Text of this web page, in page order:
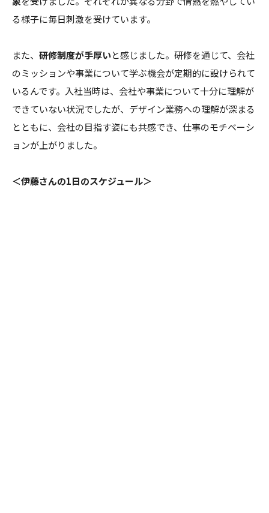
る様子に毎日刺激を受けています。
また、 研修制度が手厚いと感じました。研修を通じて、会社
のミッションや事業について学ぶ機会が定期的に設けられて
いるんです。入社当時は、会社や事業について十分に理解が
できていない状況でしたが、デザイン業務への理解が深まる
とともに、会社の目指す姿にも共感でき、仕事のモチベーシ
ョンが上がりました。
＜伊藤さんの1日のスケジュール＞